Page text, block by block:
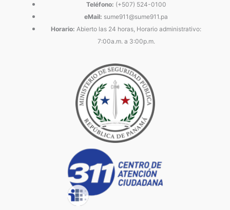
Teléfono: (+507) 524-0100
eMail: sume911@sume911.pa
Horario: Abierto las 24 horas, Horario administrativo:
7:00a.m. a 3:00p.m.